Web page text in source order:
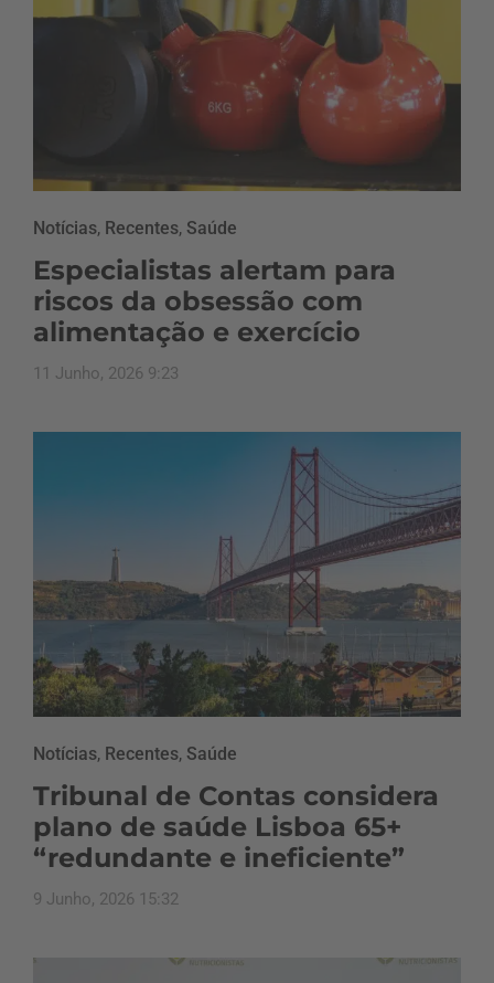
Notícias, Recentes, Saúde
Especialistas alertam para
riscos da obsessão com
alimentação e exercício
11 Junho, 2026 9:23
Notícias, Recentes, Saúde
Tribunal de Contas considera
plano de saúde Lisboa 65+
“redundante e ineficiente”
9 Junho, 2026 15:32